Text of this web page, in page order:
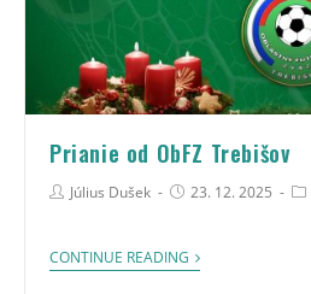
Prianie od ObFZ Trebišov
Július Dušek 23. 12. 2025
CONTINUE READING